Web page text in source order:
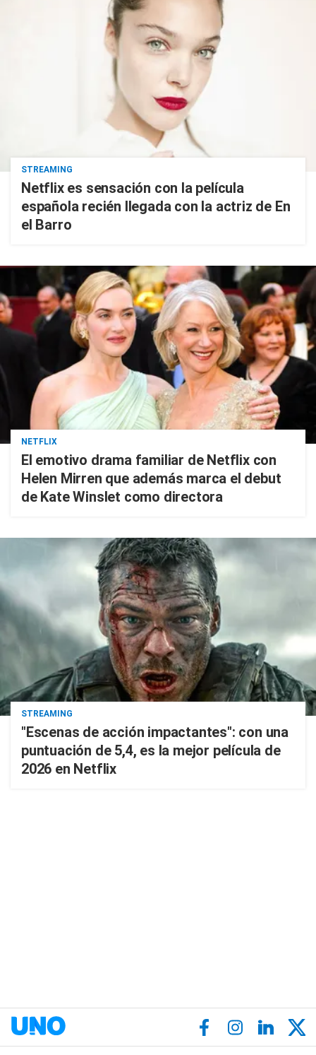
STREAMING
Netflix es sensación con la película
española recién llegada con la actriz de En
el Barro
NETFLIX
El emotivo drama familiar de Netflix con
Helen Mirren que además marca el debut
de Kate Winslet como directora
STREAMING
"Escenas de acción impactantes": con una
puntuación de 5,4, es la mejor película de
2026 en Netflix